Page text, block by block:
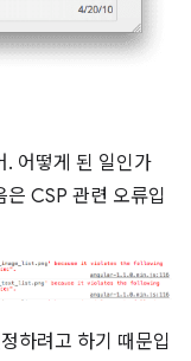
. 어떻게 된 일인가
CSP 관련 오류입
하려고 하기 때문입